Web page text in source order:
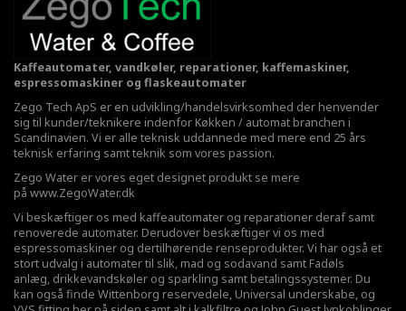
Kaffeautomater, vandkøler, reparationer, kaffemaskiner,
espressomaskiner og flaskeautomater
Zego Tech ApS er en udvikling/handelsvirksomhed der henvender
sig til kunder/teknikere indenfor Køkken / automat branchen i
Scandinavien. Vi er alle teknisk uddannede med mere end 25 års
teknisk erfaring samt teknik som vores passion.
Zego Water er vores eget designet produkt se mere
på www.ZegoWater.dk
Vi beskæftiger os med kaffeautomater og reparationer deraf samt
renoverede automater. Derudover beskæftiger vi os med
espressomaskiner og dertilhørende renseprodukter. Vi har også et
stort udvalg i automater til slik, mad og sodavand samt Fadøls
anlæg, drikkevandskøler og sparkling samt betalingssystemer. Du
kan også finde Wittenborg reservedele, Universal underskabe, og